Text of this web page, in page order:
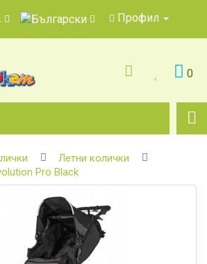
Профил
0
Летни колички
Pro Black